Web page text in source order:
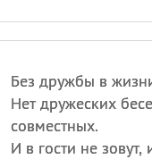
Без дружбы в
Нет дружеских
совместных.
И в гости не